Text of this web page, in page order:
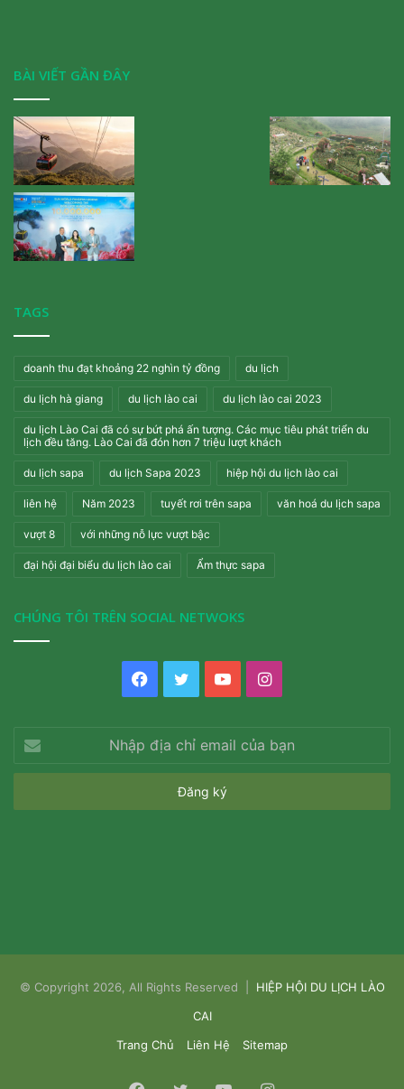
BÀI VIẾT GẦN ĐÂY
TAGS
doanh thu đạt khoảng 22 nghìn tỷ đồng du lịch
du lịch hà giang du lịch lào cai du lịch lào cai 2023
du lịch Lào Cai đã có sự bứt phá ấn tượng. Các mục tiêu phát triển du
lịch đều tăng. Lào Cai đã đón hơn 7 triệu lượt khách
du lịch sapa du lịch Sapa 2023 hiệp hội du lịch lào cai
liên hệ Năm 2023 tuyết rơi trên sapa văn hoá du lịch sapa
vượt 8 với những nỗ lực vượt bậc
đại hội đại biểu du lịch lào cai Ẩm thực sapa
CHÚNG TÔI TRÊN SOCIAL NETWOKS
Facebook
TwitterYouTubeInstagram
địa
chỉ
của
© Copyright 2026, All Rights Reserved | HIỆP HỘI DU LỊCH LÀO
CAI
Trang Chủ
Liên Hệ Sitemap